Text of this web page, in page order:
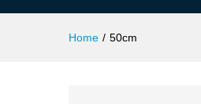
Home / 50cm